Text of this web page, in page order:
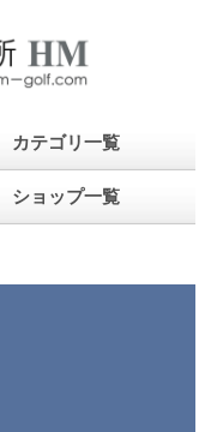
カテゴリ一覧
ショップ一覧